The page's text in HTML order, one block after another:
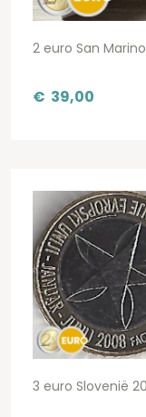
2 euro San
€ 39,00
3 euro Slovenië